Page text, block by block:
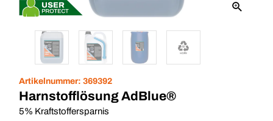
Artikelnummer: 369392
Harnstofflösung AdBlue®
5% Kraftstoffersparnis